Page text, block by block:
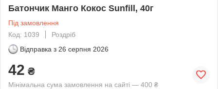
Батончик Манго Кокос Sunfill, 40г
Під замовлення
Код: 1039
Роздріб
Відправка з 26 серпня 2026
42 ₴
Мінімальна сума замовлення на сайті — 400 ₴